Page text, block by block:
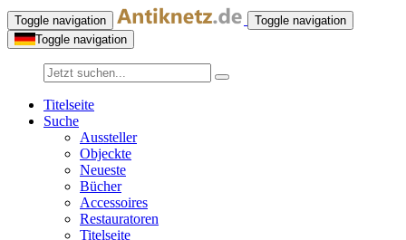
Toggle navigation
Toggle navigation
Toggle navigation
Titelseite
Suche
Aussteller
Objeckte
Neueste
Bücher
Accessoires
Restauratoren
Titelseite